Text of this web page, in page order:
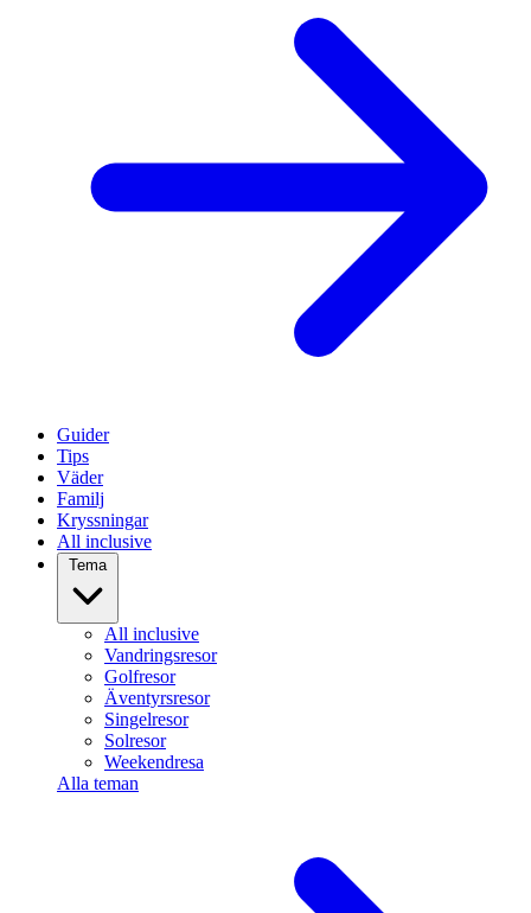
Guider
Tips
Väder
Familj
Kryssningar
All inclusive
Tema
All inclusive
Vandringsresor
Golfresor
Äventyrsresor
Singelresor
Solresor
Weekendresa
Alla teman